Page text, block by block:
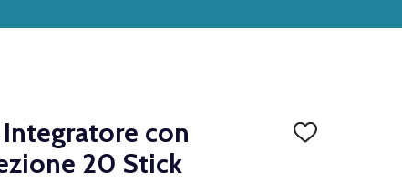
con
20 Stick
AGGIUNGI